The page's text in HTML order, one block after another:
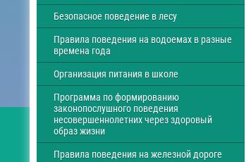
Безопасное поведение в лесу
Правила поведения на водоемах в разные
времена года
Организация питания в школе
Программа по формированию
законопослушного поведения
несовершеннолетних через здоровый
образ жизни
Правила поведения на железной дороге